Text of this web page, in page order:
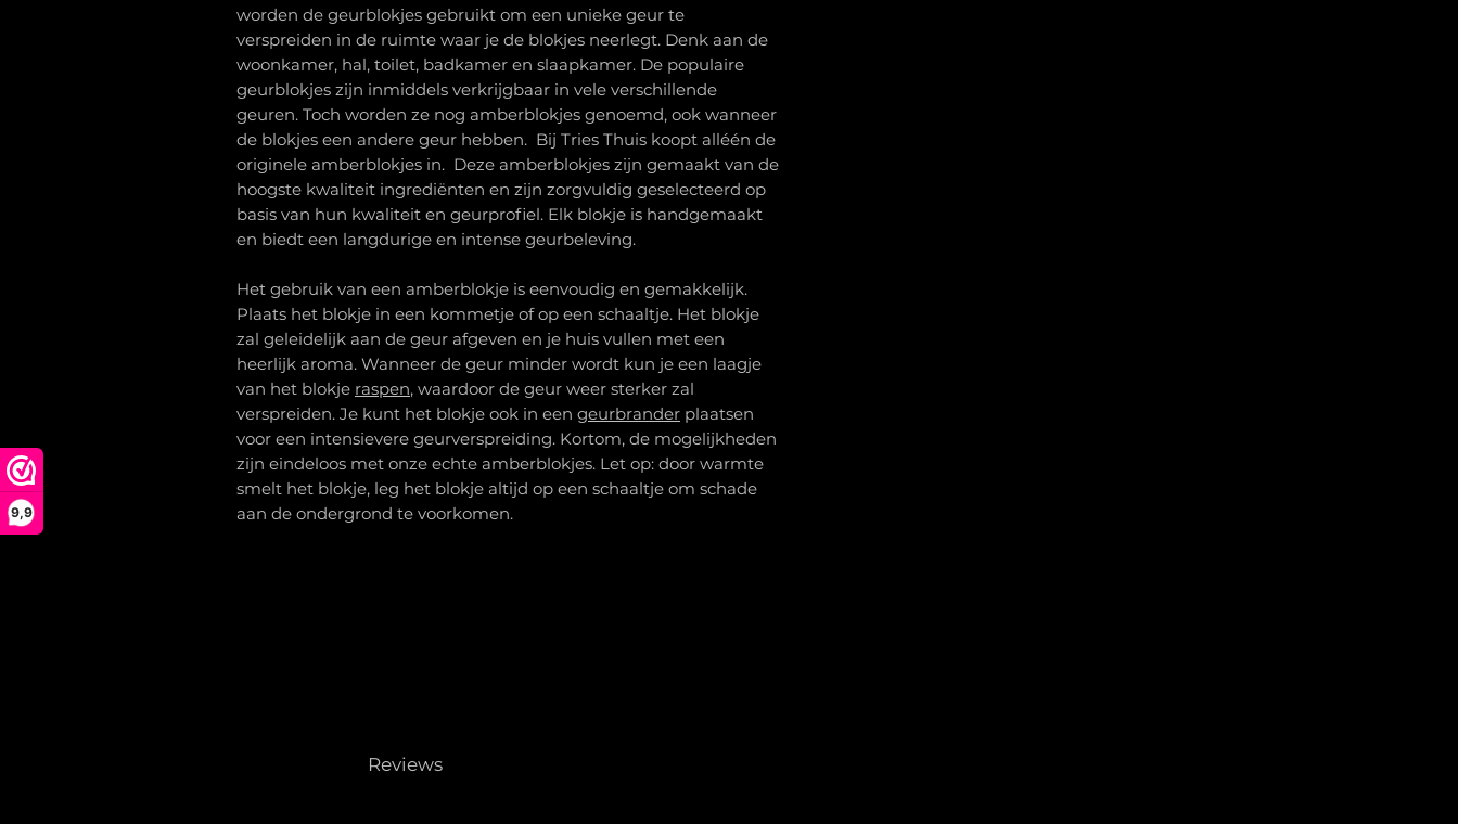
9,9
worden de geurblokjes gebruikt om een unieke geur te
verspreiden in de ruimte waar je de blokjes neerlegt. Denk aan de
woonkamer, hal, toilet, badkamer en slaapkamer. De populaire
geurblokjes zijn inmiddels verkrijgbaar in vele verschillende
geuren. Toch worden ze nog amberblokjes genoemd, ook wanneer
de blokjes een andere geur hebben. Bij Tries Thuis koopt alléén de
originele amberblokjes in. Deze amberblokjes zijn gemaakt van de
hoogste kwaliteit ingrediënten en zijn zorgvuldig geselecteerd op
basis van hun kwaliteit en geurprofiel. Elk blokje is handgemaakt
en biedt een langdurige en intense geurbeleving.
Het gebruik van een amberblokje is eenvoudig en gemakkelijk.
Plaats het blokje in een kommetje of op een schaaltje. Het blokje
zal geleidelijk aan de geur afgeven en je huis vullen met een
heerlijk aroma. Wanneer de geur minder wordt kun je een laagje
van het blokje raspen, waardoor de geur weer sterker zal
verspreiden. Je kunt het blokje ook in een geurbrander plaatsen
voor een intensievere geurverspreiding. Kortom, de mogelijkheden
zijn eindeloos met onze echte amberblokjes. Let op: door warmte
smelt het blokje, leg het blokje altijd op een schaaltje om schade
aan de ondergrond te voorkomen.
Reviews